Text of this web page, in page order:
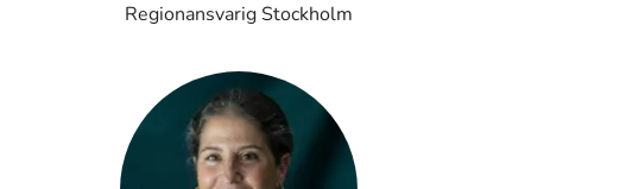
Regionansvarig Stockholm